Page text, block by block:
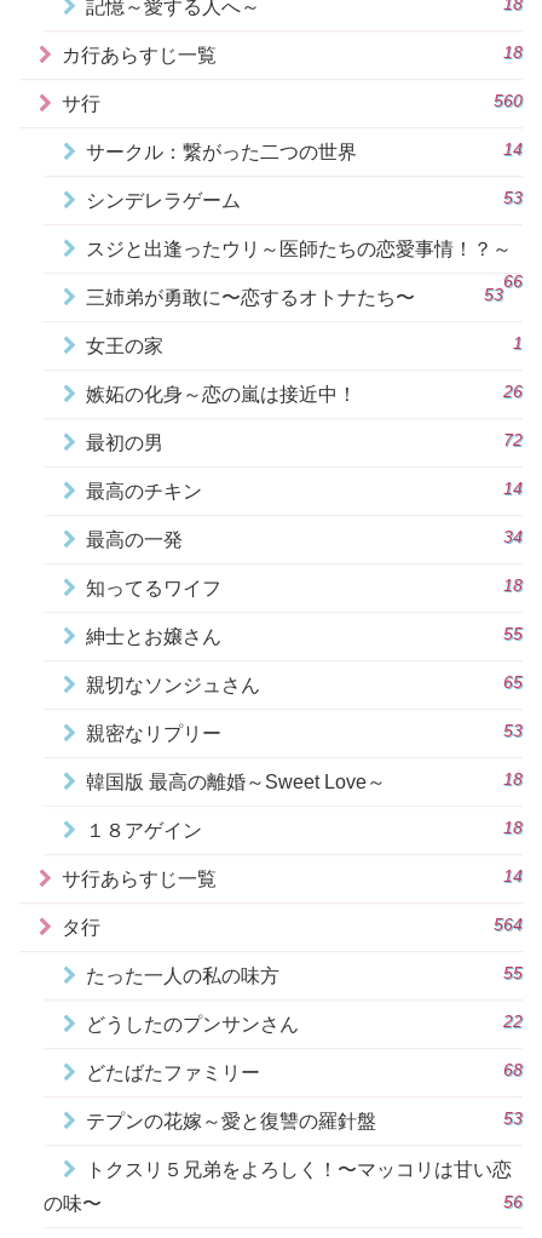
記憶～愛する人へ～
カ行あらすじ一覧 18
サ行 560
サークル：繋がった二つの世界 14
シンデレラゲーム 53
スジと出逢ったウリ～医師たちの恋愛事情！？～
66
三姉弟が勇敢に〜恋するオトナたち〜 53
女王の家 1
嫉妬の化身～恋の嵐は接近中！ 26
最初の男 72
最高のチキン 14
最高の一発 34
知ってるワイフ 18
紳士とお嬢さん 55
親切なソンジュさん 65
親密なリプリー 53
韓国版 最高の離婚～Sweet Love～ 18
１８アゲイン 18
サ行あらすじ一覧 14
タ行 564
たった一人の私の味方 55
どうしたのプンサンさん 22
どたばたファミリー 68
テプンの花嫁～愛と復讐の羅針盤 53
トクスリ５兄弟をよろしく！〜マッコリは甘い恋
の味〜
56